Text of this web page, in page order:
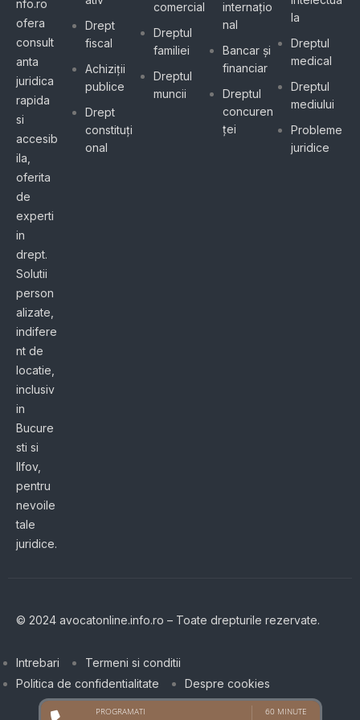
nfo.ro
ofera
consult
anta
juridica
rapida
si
accesib
ila,
oferita
de
experti
in
drept.
Solutii
person
alizate,
indifere
nt de
locatie,
inclusiv
in
Bucure
sti si
Ilfov,
pentru
nevoile
tale
juridice.
Drept
fiscal
Achiziții
publice
Drept
constituți
onal
comercial
Dreptul
familiei
Dreptul
muncii
internațio
nal
Bancar și
financiar
Dreptul
concuren
ței
la
Dreptul
medical
Dreptul
mediului
Probleme
juridice
© 2024 avocatonline.info.ro – Toate drepturile rezervate.
Intrebari
Termeni si conditii
Politica de confidentialitate
Despre cookies
PROGRAMATI 60 MINUTE